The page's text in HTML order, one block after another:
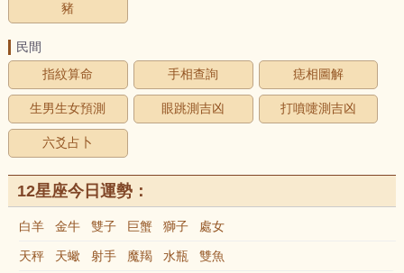
豬
民間
指紋算命
手相查詢 痣相圖解
生男生女預測 眼跳測吉凶 打噴嚏測吉凶
六爻占卜
12星座今日運勢：
白羊 金牛 雙子 巨蟹 獅子 處女
天秤 天蠍 射手 魔羯 水瓶 雙魚